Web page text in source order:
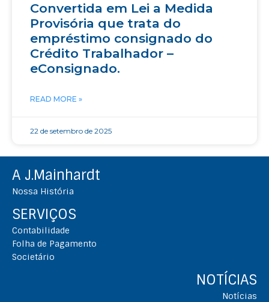
Convertida em Lei a Medida
Provisória que trata do
empréstimo consignado do
Crédito Trabalhador –
eConsignado.
READ MORE »
22 de setembro de 2025
A J.Mainhardt
Nossa História
SERVIÇOS
Contabilidade
Folha de Pagamento
Societário
NOTÍCIAS
Notícias